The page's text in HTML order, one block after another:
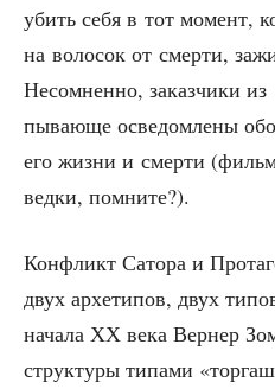
убить себя в тот момент,
на воло­сок от смер­ти,
Несо­мнен­но, заказ­чи­ки
пы­ва­ю­ще осве­дом­ле­ны обо
его жиз­ни и смер­ти
вед­ки, помните?).
Кон­фликт Сато­ра и
двух архе­ти­пов, двух
нача­ла ХХ века Вер­нер
струк­ту­ры типа­ми